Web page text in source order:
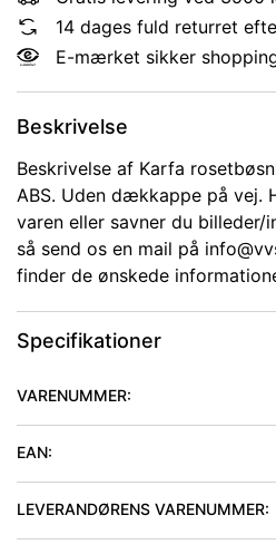
14 dages fuld returret
E-mærket sikker
Beskrivelse
Beskrivelse af Karfa
ABS. Uden dækkappe på vej.
varen eller savner du billeder/
så send os en mail på
finder de ønskede
Specifikationer
VARENUMMER:
EAN:
LEVERANDØRENS VARENUMMER: